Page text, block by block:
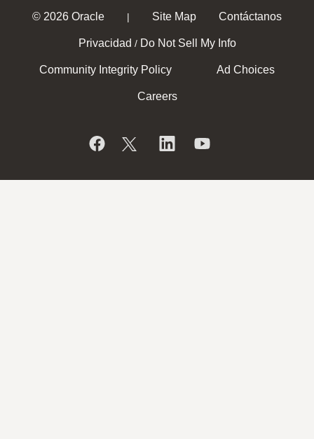
© 2026 Oracle | Site Map Contáctanos
Privacidad / Do Not Sell My Info
Community Integrity Policy Ad Choices
Careers